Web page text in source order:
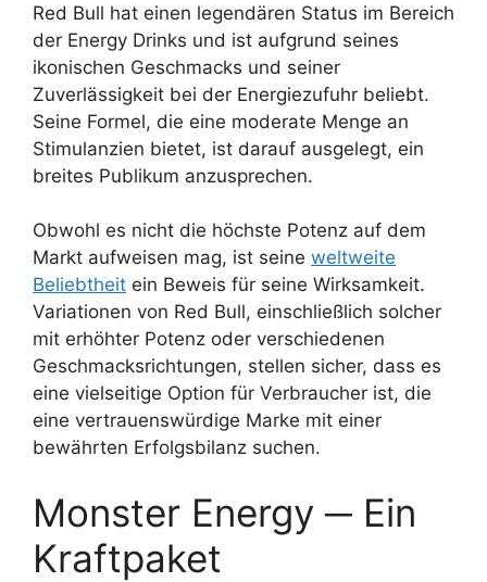
Red Bull hat einen legendären Status im Bereich
der Energy Drinks und ist aufgrund seines
ikonischen Geschmacks und seiner
Zuverlässigkeit bei der Energiezufuhr beliebt.
Seine Formel, die eine moderate Menge an
Stimulanzien bietet, ist darauf ausgelegt, ein
breites Publikum anzusprechen.
Obwohl es nicht die höchste Potenz auf dem
Markt aufweisen mag, ist seine weltweite
Beliebtheit ein Beweis für seine Wirksamkeit.
Variationen von Red Bull, einschließlich solcher
mit erhöhter Potenz oder verschiedenen
Geschmacksrichtungen, stellen sicher, dass es
eine vielseitige Option für Verbraucher ist, die
eine vertrauenswürdige Marke mit einer
bewährten Erfolgsbilanz suchen.
Monster Energy ─ Ein
Kraftpaket